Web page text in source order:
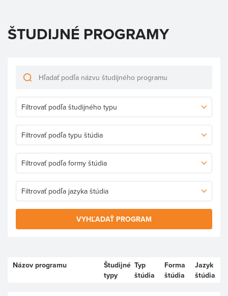
ŠTUDIJNÉ PROGRAMY
VYHĽADAŤ PROGRAM
Názov programu
Študijné
typy
Typ
štúdia
Forma
štúdia
Jazyk
štúdia